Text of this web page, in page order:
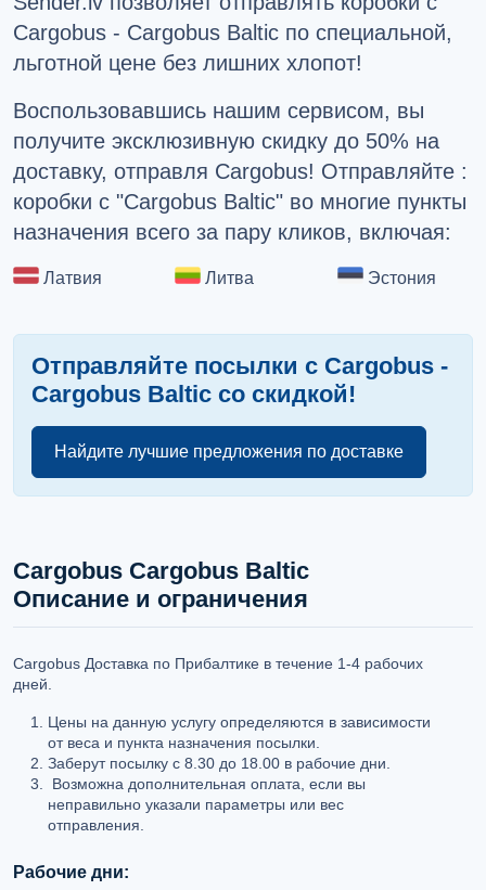
Русский
English
Cargobus - Cargobus Baltic по специальной,
льготной цене без лишних хлопот!
Воспользовавшись нашим сервисом, вы
получите эксклюзивную скидку до 50% на
доставку, отправля Cargobus! Отправляйте :
коробки с "Cargobus Baltic" во многие пункты
назначения всего за пару кликов, включая:
Латвия Литва Эстония
Отправляйте посылки с Cargobus -
Cargobus Baltic со скидкой!
Найдите лучшие предложения по доставке
Cargobus Cargobus Baltic
Описание и ограничения
Cargobus Доставка по Прибалтике в течение 1-4 рабочих
дней.
Цены на данную услугу определяются в зависимости
от веса и пункта назначения посылки.
Заберут посылку с 8.30 до 18.00 в рабочие дни.
Возможна дополнительная оплата, если вы
неправильно указали параметры или вес
отправления.
Рабочие дни: